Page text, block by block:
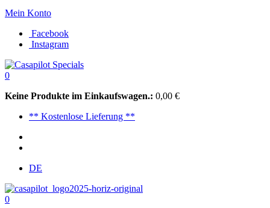
Mein Konto
Facebook
Instagram
0
Keine Produkte im Einkaufswagen.: 0,00 €
** Kostenlose Lieferung **
DE
0